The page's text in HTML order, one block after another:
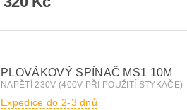
PLOVÁKOVÝ SPÍNAČ MS1 10M
NAPĚTÍ 230V (400V PŘI POUŽITÍ STYKAČE)
Expedice do 2-3 dnů